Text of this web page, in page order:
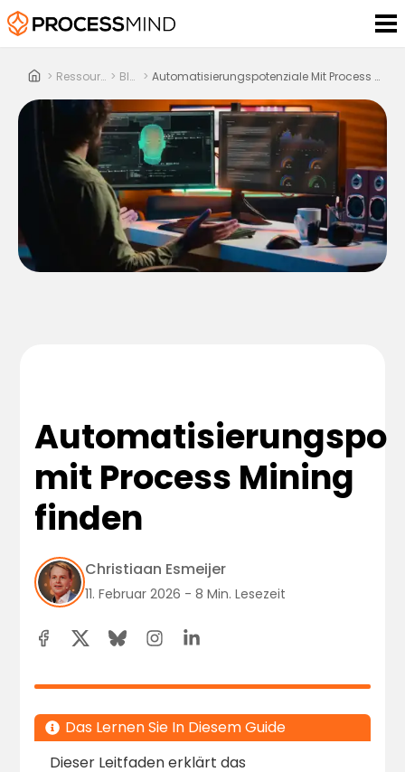
> Ressourcen > Blog > Automatisierungspotenziale Mit Process Mining Finden
mit Process Mining
finden
Christiaan Esmeijer
11. Februar 2026 - 8 Min. Lesezeit
Das Lernen Sie In Diesem Guide
Dieser Leitfaden erklärt das